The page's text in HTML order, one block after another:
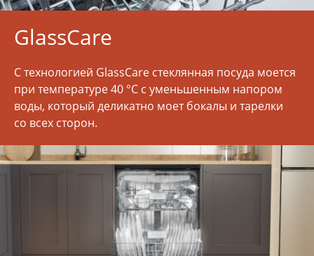
GlassCare
С технологией GlassCare стеклянная посуда моется
при температуре 40 °C с уменьшенным напором
воды, который деликатно моет бокалы и тарелки
со всех сторон.